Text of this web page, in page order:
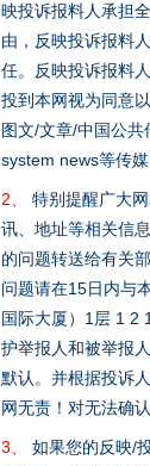
映投诉报料人承担
由，反映投诉报料
任。反映投诉报料
投到本网视为同意
图文/文章/中国公
system news等传
2、
特别提醒广大
讯、地址等相关信
的问题转送给有关
问题请在15日内与
国际大厦）1层 1 2
护举报人和被举报
默认。并根据投诉
网无责！对无法确
3、
如果您的反映/
这是一
在谋一域